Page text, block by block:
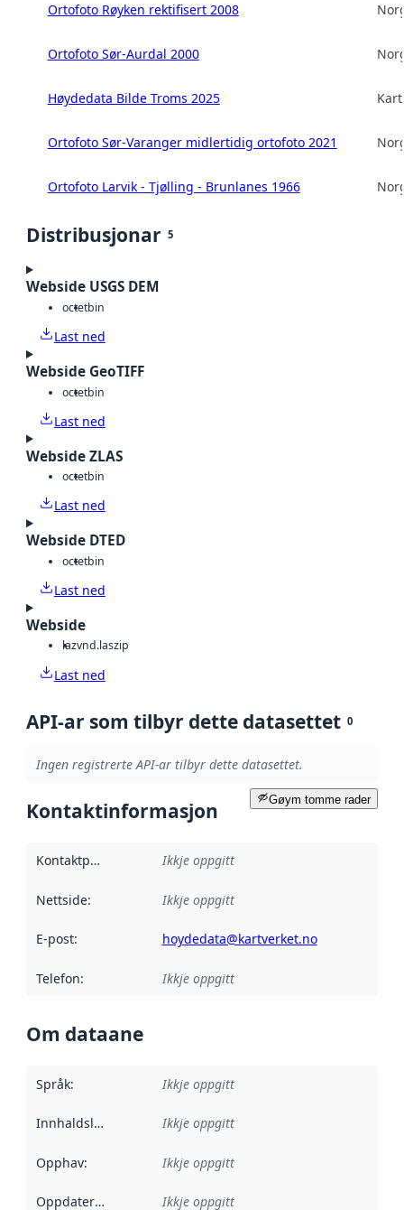
Ortofoto Røyken rektifisert 2008
Ortofoto Sør-Aurdal 2000
Høydedata Bilde Troms 2025
Ortofoto Sør-Varanger midlertidig ortofoto 2021
Ortofoto Larvik - Tjølling - Brunlanes 1966
Distribusjonar 5
Webside USGS DEM
octetbin
Last ned
Webside GeoTIFF
octetbin
Last ned
Webside ZLAS
octetbin
Last ned
Webside DTED
octetbin
Last ned
Webside
lazvnd.laszip
Last ned
API-ar som tilbyr dette datasettet 0
Ingen registrerte API-ar tilbyr dette datasettet.
Gøym tomme rader
Kontaktinformasjon
Kontaktpunkt Ikkje oppgitt
Nettside: Ikkje oppgitt
E-post: hoydedata@kartverket.no
Telefon: Ikkje oppgitt
Om dataane
Språk: Ikkje oppgitt
Innhaldsleverandørar :
Ikkje oppgitt
Opphav: Ikkje oppgitt
Oppdateringsfrekvens :
Ikkje oppgitt